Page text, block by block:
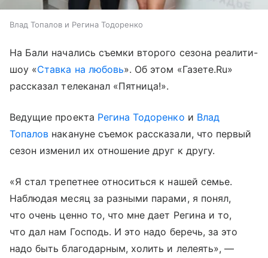
Влад Топалов и Регина Тодоренко
На Бали начались съемки второго сезона реалити-
шоу «Ставка на любовь». Об этом «Газете.Ru»
рассказал телеканал «Пятница!».
Ведущие проекта Регина Тодоренко и Влад
Топалов накануне съемок рассказали, что первый
сезон изменил их отношение друг к другу.
«Я стал трепетнее относиться к нашей семье.
Наблюдая месяц за разными парами, я понял,
что очень ценно то, что мне дает Регина и то,
что дал нам Господь. И это надо беречь, за это
надо быть благодарным, холить и лелеять», —